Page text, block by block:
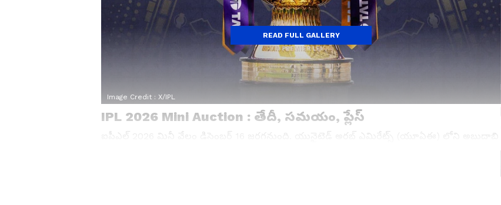
Image Credit : X/IPL
IPL 2026 Mini Auction : తేదీ, సమయం, ప్లేస్
READ FULL GALLERY